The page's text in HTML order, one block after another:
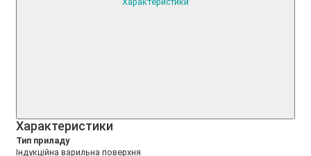
Xарактеристики
Тип приладу
Індукційна варильна поверхня